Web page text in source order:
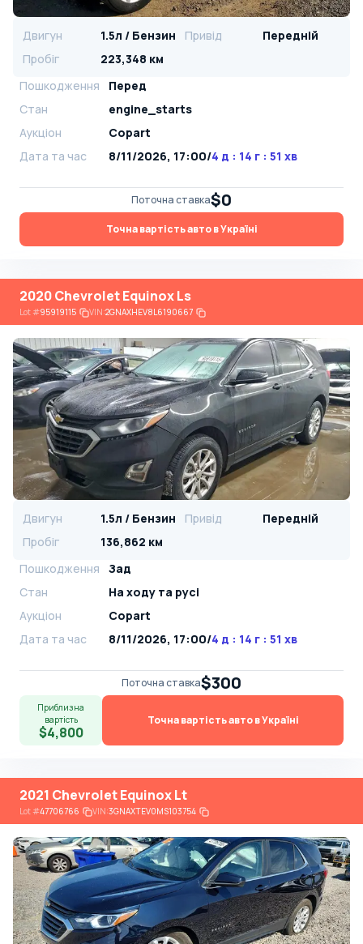
Двигун 1.5л / Бензин Привід
Передній
Пробіг
223,348 км
Пошкодження
Перед
Стан
engine_starts
Аукціон
Copart
Дата та час
8/11/2026, 17:00/4 д : 14 г : 51 хв
Поточна ставка$0
Точна вартість авто в Україні
2020 Chevrolet Equinox Ls
Lot#95919115 VIN:2GNAXHEV8L6190667
Двигун 1.5л / Бензин Привід
Передній
Пробіг
136,862 км
Пошкодження
Зад
Стан
На ​​ходу та русі
Аукціон
Copart
Дата та час
8/11/2026, 17:00/4 д : 14 г : 51 хв
Поточна ставка$300
Приблизна
вартість
$4,800
Точна вартість авто в Україні
2021 Chevrolet Equinox Lt
Lot#47706766 VIN:3GNAXTEV0MS103754